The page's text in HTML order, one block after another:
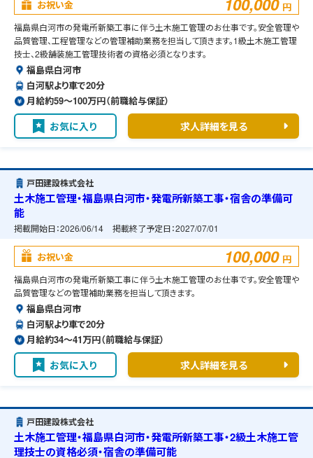
お祝い金 円
福島県白河市の発電所新築工事に伴う土木施工管理のお仕事です。安全管理や
品質管理、工程管理などの管理補助業務を担当して頂きます。1級土木施工管理
技士、2級舗装施工管理技術者の資格必須となります。
福島県白河市
白河駅より車で20分
月給約59〜100万円（前職給与保証）
お気に入り 求人詳細を見る
戸田建設株式会社
土木施工管理・福島県白河市・発電所新築工事・宿舎の準備可
能
掲載開始日：2026/06/14 掲載終了予定日：2027/07/01
お祝い金 100,000 円
福島県白河市の発電所新築工事に伴う土木施工管理のお仕事です。安全管理や
品質管理などの管理補助業務を担当して頂きます。
福島県白河市
白河駅より車で20分
月給約34〜41万円（前職給与保証）
お気に入り 求人詳細を見る
戸田建設株式会社
土木施工管理・福島県白河市・発電所新築工事・2級土木施工管
理技士の資格必須・宿舎の準備可能